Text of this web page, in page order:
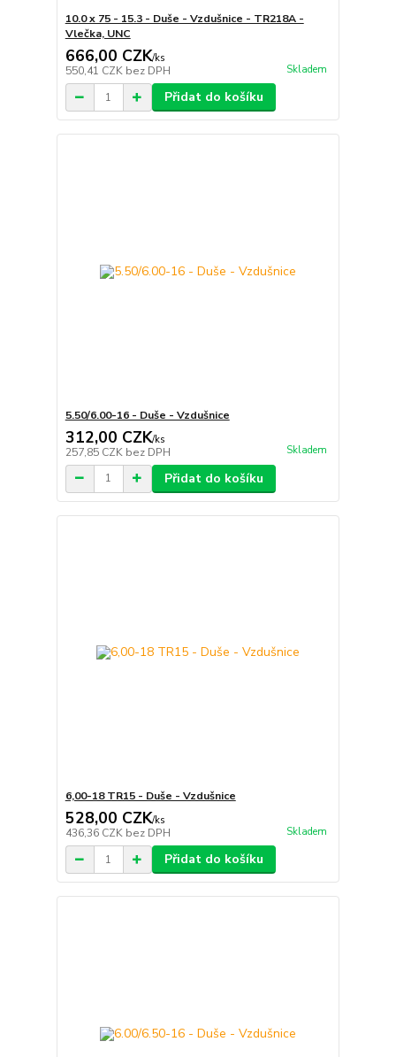
10.0 x 75 - 15.3 - Duše - Vzdušnice - TR218A -
Vlečka, UNC
666,00 CZK/ks
550,41 CZK bez DPH Skladem
Přidat do košíku
5.50/6.00-16 - Duše - Vzdušnice
312,00 CZK/ks
257,85 CZK bez DPH Skladem
Přidat do košíku
6,00-18 TR15 - Duše - Vzdušnice
528,00 CZK/ks
436,36 CZK bez DPH Skladem
Přidat do košíku